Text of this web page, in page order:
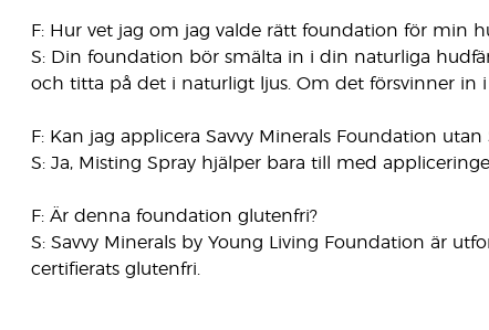
F: Hur vet jag om jag valde rätt foundation för min
S: Din foundation bör smälta in i din naturliga
och titta på det i naturligt ljus. Om det försvinner in
F: Kan jag applicera Savvy Minerals Foundation utan
S: Ja, Misting Spray hjälper bara till med
F: Är denna foundation glutenfri?
S: Savvy Minerals by Young Living Foundation är
certifierats glutenfri.